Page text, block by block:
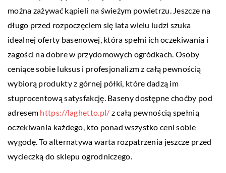
można zażywać kąpieli na świeżym powietrzu. Jeszcze na
długo przed rozpoczęciem się lata wielu ludzi szuka
idealnej oferty basenowej, która spełni ich oczekiwania i
zagości na dobre w przydomowych ogródkach. Osoby
ceniące sobie luksus i profesjonalizm z całą pewnością
wybiorą produkty z górnej półki, które dadzą im
stuprocentową satysfakcję. Baseny dostępne choćby pod
adresem https://laghetto.pl/ z całą pewnością spełnią
oczekiwania każdego, kto ponad wszystko ceni sobie
wygodę. To alternatywa warta rozpatrzenia jeszcze przed
wycieczką do sklepu ogrodniczego.